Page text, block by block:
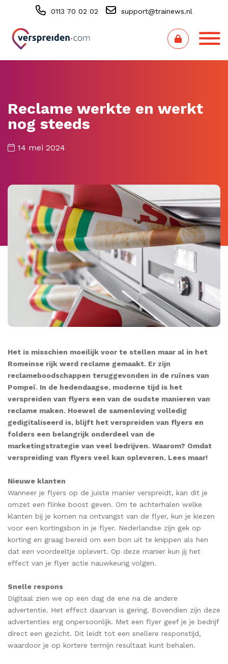
0113 70 02 02 support@trainews.nl
Reclame werkte en werkt
nog steeds
14 mei 2024
Het is misschien moeilijk voor te stellen maar al in het
Romeinse rijk werd reclame gemaakt. Er zijn
reclameboodschappen teruggevonden in de ruïnes van
Pompeï. In de hedendaagse, moderne tijd is het
verspreiden van flyers een van de oudste manieren van
reclame maken. Hoewel de samenleving volledig
gedigitaliseerd is, blijft het verspreiden van flyers en
folders een belangrijk onderdeel van de
marketingstrategie van veel bedrijven. Waarom? Omdat
verspreiding van flyers veel kan opleveren. Lees maar!
Nieuwe klanten
Wanneer je flyers op de juiste manier verspreidt, kan dit je
omzet een flinke boost geven. Om te achterhalen welke
klanten bij je komen na ontvangst van de flyer, kun je kiezen
voor een kortingsbon in je flyer. Nederlandse zijn gek op
korting en graag bereid om een bon uit te knippen als hen
dat een voordeeltje oplevert. Op deze manier kun jij het
effect van je flyer actie nauwkeurig volgen.
Snelle respons
Digitaal zien we op een dag de ene na de andere
advertentie. Het effect daarvan is gering. Bovendien zijn deze
advertenties erg onpersoonlijk. Met een flyer geef je je bedrijf
direct een gezicht. Dit leidt tot een snellere responstijd,
waardoor je op kortere termijn resultaat kunt behalen.